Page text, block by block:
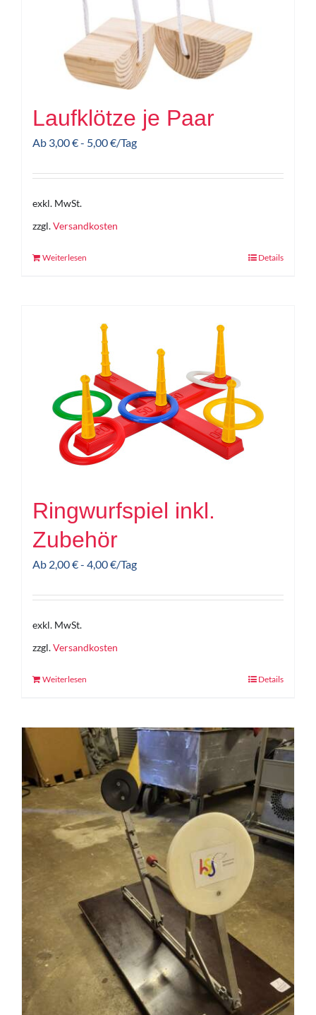
Laufklötze je Paar
Ab 3,00€- 5,00€/Tag
exkl. MwSt.
zzgl.Versandkosten
Weiterlesen Details
Ringwurfspiel inkl.
Zubehör
Ab 2,00€- 4,00€/Tag
exkl. MwSt.
zzgl.Versandkosten
Weiterlesen Details